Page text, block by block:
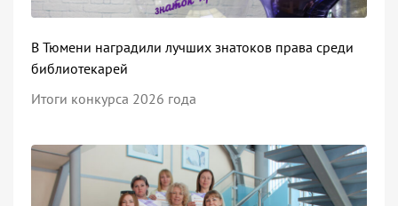
В Тюмени наградили лучших знатоков права среди
библиотекарей
Итоги конкурса 2026 года